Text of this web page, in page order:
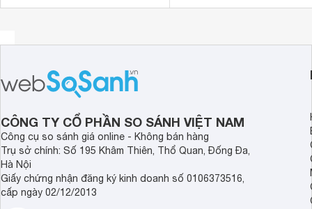
hiệu được nhiều người tiêu dùng lựa chọn. Với những tính
két sắt an toàn đã đem đến sự tiện lợi khi tiêu dùng. Két
cùng lớn, được cấu tạo bằng lớp bột chống cháy Hàn
trong khoảng thời gian dài.
Két sắt Sanzil SZ-880AB được sản xuất theo tiêu chuẩn
chống cháy rất cao và có báo động chống trộm. Được
CÔNG TY CỔ PHẦN SO SÁNH VIỆT NAM
Công cụ so sánh giá online - Không bán hàng
Trụ sở chính: Số 195 Khâm Thiên, Thổ Quan, Đống Đa,
Hà Nội
Giấy chứng nhận đăng ký kinh doanh số 0106373516,
cấp ngày 02/12/2013